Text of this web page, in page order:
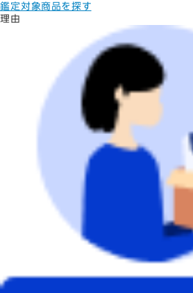
鑑定対象商品を探す
理由